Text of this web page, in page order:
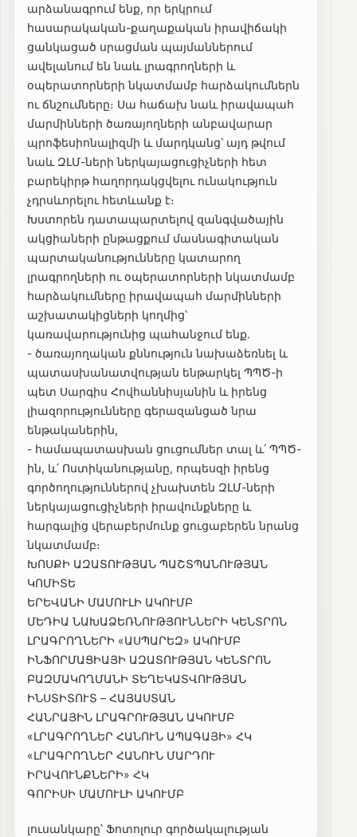
արձանագրում ենք, որ երկրում
հասարակական-քաղաքական իրավիճակի
ցանկացած սրացման պայմաններում
ավելանում են նաև լրագրողների և
օպերատորների նկատմամբ հարձակումներն
ու ճնշումները։ Սա հաճախ նաև իրավապահ
մարմինների ծառայողների անբավարար
պրոֆեսիոնալիզմի և մարդկանց՝ այդ թվում
նաև ԶԼՄ-ների ներկայացուցիչների հետ
բարեկիրթ հաղորդակցվելու ունակություն
չդրսևորելու հետևանք է։
​Խստորեն դատապարտելով զանգվածային
ակցիաների ընթացքում մասնագիտական
պարտականությունները կատարող
լրագրողների ու օպերատորների նկատմամբ
հարձակումները իրավապահ մարմինների
աշխատակիցների կողմից՝
կառավարությունից պահանջում ենք.
- ծառայողական քննություն նախաձեռնել և
պատասխանատվության ենթարկել ՊՊԾ-ի
պետ Սարգիս Հովհաննիսյանին և իրենց
լիազորությունները գերազանցած նրա
ենթականերին,
- համապատասխան ցուցումներ տալ և՛ ՊՊԾ-
ին, և՛ Ոստիկանությանը, որպեսզի իրենց
գործողություններով չխախտեն ԶԼՄ-ների
ներկայացուցիչների իրավունքները և
հարգալից վերաբերմունք ցուցաբերեն նրանց
նկատմամբ։
ԽՈՍՔԻ ԱԶԱՏՈՒԹՅԱՆ ՊԱՇՏՊԱՆՈՒԹՅԱՆ
ԿՈՄԻՏԵ
ԵՐԵՎԱՆԻ ՄԱՄՈՒԼԻ ԱԿՈՒՄԲ
ՄԵԴԻԱ ՆԱԽԱՁԵՌՆՈՒԹՅՈՒՆՆԵՐԻ ԿԵՆՏՐՈՆ
ԼՐԱԳՐՈՂՆԵՐԻ «ԱՍՊԱՐԵԶ» ԱԿՈՒՄԲ
ԻՆՖՈՐՄԱՑԻԱՅԻ ԱԶԱՏՈՒԹՅԱՆ ԿԵՆՏՐՈՆ
ԲԱԶՄԱԿՈՂՄԱՆԻ ՏԵՂԵԿԱՏՎՈՒԹՅԱՆ
ԻՆՍՏԻՏՈՒՏ – ՀԱՅԱՍՏԱՆ
ՀԱՆՐԱՅԻՆ ԼՐԱԳՐՈՒԹՅԱՆ ԱԿՈՒՄԲ
«ԼՐԱԳՐՈՂՆԵՐ ՀԱՆՈՒՆ ԱՊԱԳԱՅԻ» ՀԿ
«ԼՐԱԳՐՈՂՆԵՐ ՀԱՆՈՒՆ ՄԱՐԴՈՒ
ԻՐԱՎՈՒՆՔՆԵՐԻ» ՀԿ
ԳՈՐԻՍԻ ՄԱՄՈՒԼԻ ԱԿՈՒՄԲ
լուսանկարը՝ Ֆոտոլուր գործակալության